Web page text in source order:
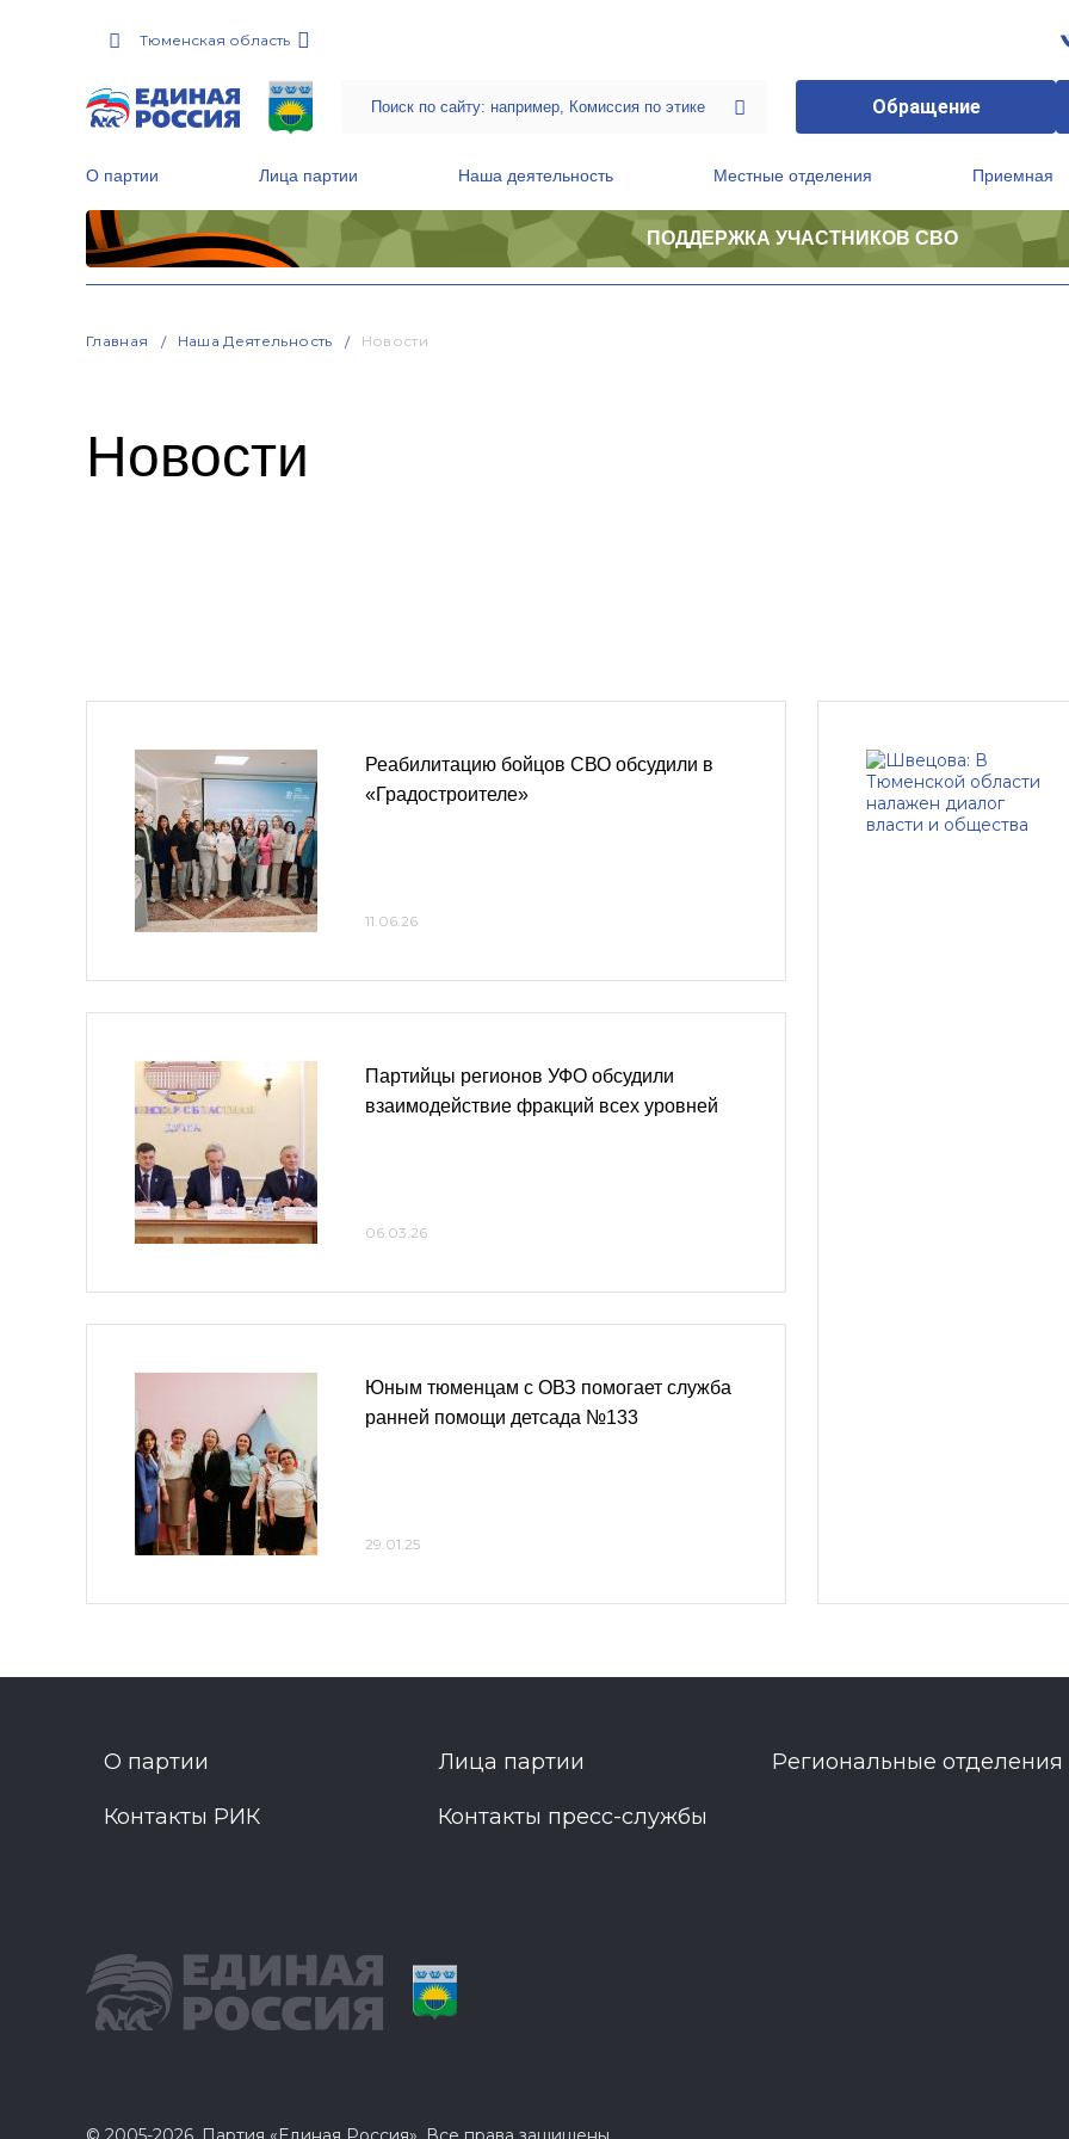
Тюменская область
Обращение
О партии Лица партии Наша деятельность Местные отделения Приемная
ПОДДЕРЖКА УЧАСТНИКОВ СВО
Главная Наша Деятельность Новости
Новости
Реабилитацию бойцов СВО обсудили в
«Градостроителе»
11.06.26
Партийцы регионов УФО обсудили
взаимодействие фракций всех уровней
06.03.26
Юным тюменцам с ОВЗ помогает служба
ранней помощи детсада №133
29.01.25
О партии Лица партии Региональные отделения
Контакты РИК Контакты пресс-службы